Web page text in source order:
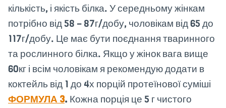
кількість, і якість білка. У середньому жінкам
потрібно від 58 – 87г/добу, чоловікам від 65 до
117г/добу. Це має бути поєднання тваринного
та рослинного білка. Якщо у жінок вага вище
60кг і всім чоловікам я рекомендую додати в
коктейль від 1 до 4х порцій протеїнової суміші
ФОРМУЛА 3. Кожна порція це 5 г чистого